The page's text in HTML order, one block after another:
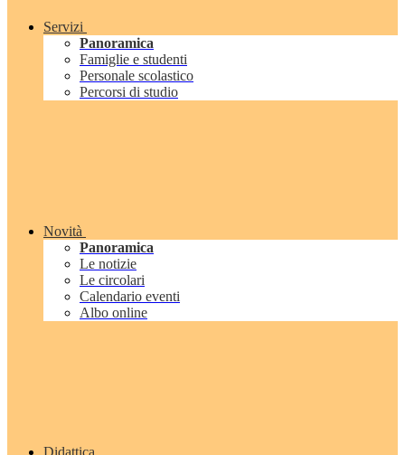
Servizi
Panoramica
Famiglie e studenti
Personale scolastico
Percorsi di studio
Novità
Panoramica
Le notizie
Le circolari
Calendario eventi
Albo online